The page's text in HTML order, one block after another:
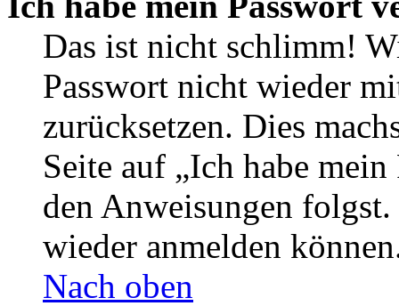
Das ist nicht schlimm!
Passwort nicht wieder
zurücksetzen. Dies
Seite auf „Ich habe
den Anweisungen
wieder anmelden
Nach oben